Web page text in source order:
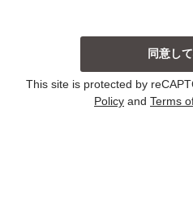
当社は、主に以下の場合
しております。収集した
は以下の通りです。その
合には、その都度明示して
This site is protected by
Policy and Terms